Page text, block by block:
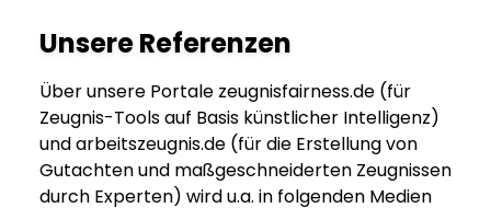
Unsere Referenzen
Über unsere Portale zeugnisfairness.de (für
Zeugnis-Tools auf Basis künstlicher Intelligenz)
und arbeitszeugnis.de (für die Erstellung von
Gutachten und maßgeschneiderten Zeugnissen
durch Experten) wird u.a. in folgenden Medien